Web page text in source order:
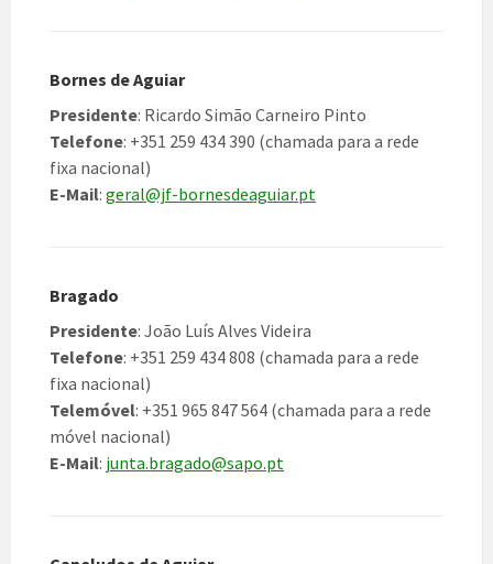
Bornes de Aguiar
Presidente: Ricardo Simão Carneiro Pinto
Telefone: +351 259 434 390 (chamada para a rede
fixa nacional)
E-Mail: geral@jf-bornesdeaguiar.pt
Bragado
Presidente: João Luís Alves Videira
Telefone: +351 259 434 808 (chamada para a rede
fixa nacional)
Telemóvel: +351 965 847 564 (chamada para a rede
móvel nacional)
E-Mail: junta.bragado@sapo.pt